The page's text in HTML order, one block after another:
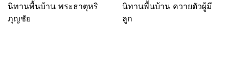
นิทานพื้นบ้าน พระธาตุหริ
ภุญชัย
นิทานพื้นบ้าน ควายตัวผู้มี
ลูก